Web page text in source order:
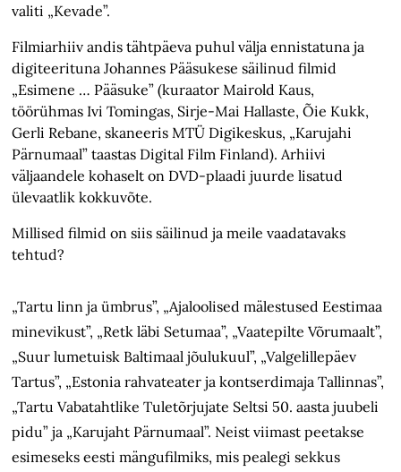
valiti „Kevade”.
Filmiarhiiv andis tähtpäeva puhul välja ennistatuna ja
digiteerituna Johannes Pääsukese säilinud filmid
„Esimene … Pääsuke” (kuraator Mairold Kaus,
töörühmas Ivi Tomingas, Sirje-Mai Hallaste, Õie Kukk,
Gerli Rebane, skaneeris MTÜ Digikeskus, „Karujahi
Pärnumaal” taastas Digital Film Finland). Arhiivi
väljaandele kohaselt on DVD-plaadi juurde lisatud
ülevaatlik kokkuvõte.
Millised filmid on siis säilinud ja meile vaadatavaks
tehtud?
„Tartu linn ja ümbrus”, „Ajaloolised mälestused Eestimaa
minevikust”, „Retk läbi Setumaa”, „Vaatepilte Võrumaalt”,
„Suur lumetuisk Baltimaal jõulukuul”, „Valgelillepäev
Tartus”, „Estonia rahvateater ja kontserdimaja Tallinnas”,
„Tartu Vabatahtlike Tuletõrjujate Seltsi 50. aasta juubeli
pidu” ja „Karujaht Pärnumaal”. Neist viimast peetakse
esimeseks eesti mängufilmiks, mis pealegi sekkus